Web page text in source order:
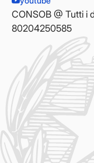
CONSOB @ Tutti i
80204250585